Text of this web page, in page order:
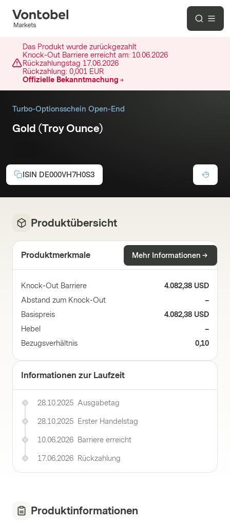
Das Produkt wurde zurückgezahlt
Knock-Out Barriere erreicht am: 10.06.2026
Rückzahlungstag 17.06.2026
Rückzahlung: 0,001 EUR
Offizielle Bekanntmachung
Turbo-Optionsschein Open-End
Gold (Troy Ounce)
ISIN DE000VH7H0S3
Produktübersicht
Produktmerkmale Mehr Informationen
Knock-Out Barriere
4.082,38 USD
Abstand zum Knock-Out
–
Basispreis
4.082,38 USD
Hebel
–
Bezugsverhältnis
0,10
Informationen zur Laufzeit
28.10.2025 Ausgabetag
28.10.2025 Erster Handelstag
10.06.2026 Barriere erreicht
17.06.2026 Rückzahlung
Produktinformationen